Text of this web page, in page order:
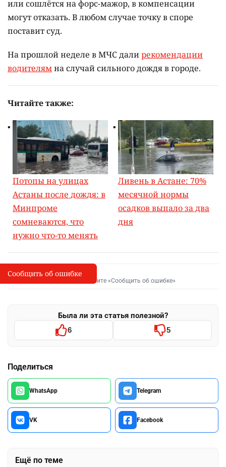
или сошлётся на форс-мажор, в компенсации
могут отказать. В любом случае точку в споре
поставит суд.
На прошлой неделе в МЧС далирекомендации
водителямна случай сильного дождя в городе.
Читайте также:
Потопы на улицах
Астаны после дождя: в
Минпроме
сомневаются, что
нужно что-то менять
Ливень в Астане: 70%
месячной нормы
осадков выпало за два
дня
I
Сообщить об опечатке
Выделите фрагмент и нажмите «Сообщить об ошибке»
Была ли эта статья полезной?
6 5
Поделиться
WhatsApp Telegram
VK Facebook
Ещё по теме
Сообщить об ошибке